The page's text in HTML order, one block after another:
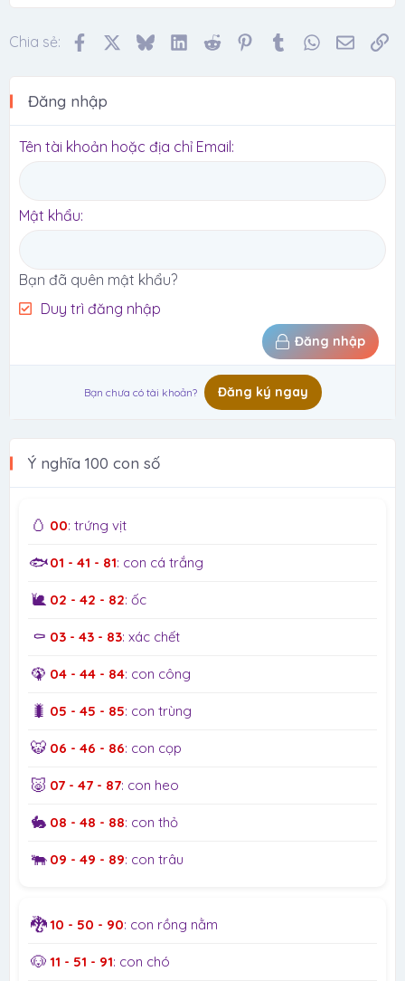
Chia sẻ: FacebookBlueskyLinkedIn
Reddit Pinterest
Tumblr WhatsApp
Email
Đăng nhập
Tên tài khoản hoặc địa chỉ Email
Mật khẩu
Bạn đã quên mật khẩu?
Duy trì đăng nhập
Đăng nhập
Bạn chưa có tài khoản? Đăng ký ngay
Ý nghĩa 100 con số
🥚 00: trứng vịt
🐟01 - 41 - 81: con cá trắng
🐌 02 - 42 - 82: ốc
⚰️ 03 - 43 - 83: xác chết
🦚 04 - 44 - 84: con công
🐛 05 - 45 - 85: con trùng
🐯 06 - 46 - 86: con cọp
🐷 07 - 47 - 87: con heo
🐇 08 - 48 - 88: con thỏ
🐃 09 - 49 - 89: con trâu
🐉10 - 50 - 90: con rồng nằm
🐶 11 - 51 - 91: con chó